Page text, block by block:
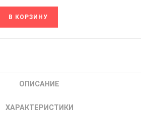
В КОРЗИНУ
ОПИСАНИЕ
ХАРАКТЕРИСТИКИ